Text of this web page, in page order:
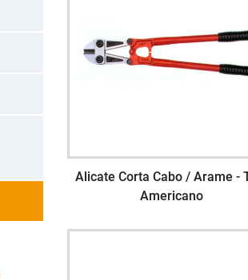
Alicate Corta Cabo / Arame -
Americano